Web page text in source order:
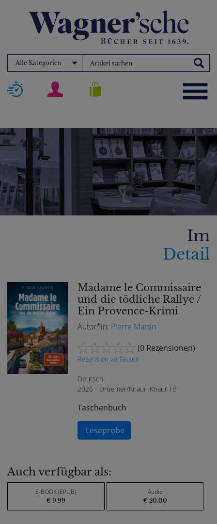
Alle Kategorien
Im
Detail
Madame le Commissaire
und die tödliche Rallye /
Ein Provence-Krimi
Autor*in: Pierre Martin
(0 Rezensionen)
Rezension verfassen
Deutsch
2026 - Droemer/Knaur; Knaur TB
Taschenbuch
Leseprobe
Auch verfügbar als:
E-BOOK (EPUB)
€ 9.99
Audio
€ 20.00